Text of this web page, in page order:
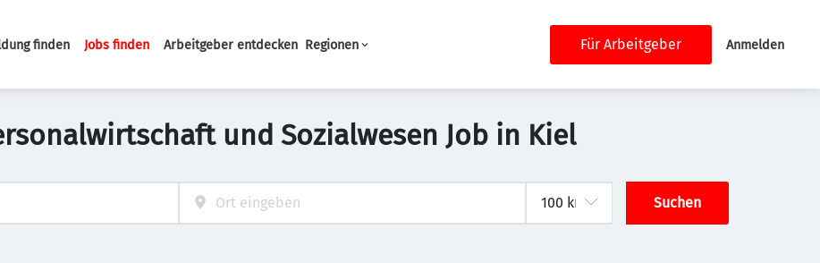
Haupt-Navigation
finden Jobs finden Arbeitgeber entdecken Regionen Für Arbeitgeber Anmelden
und Sozialwesen Job in Kiel
Suchen